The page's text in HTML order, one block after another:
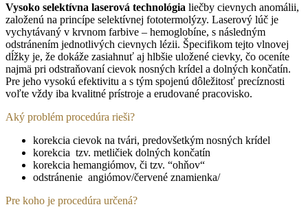
Vysoko selektívna laserová technológia liečby cievnych anomálii,
založenú na princípe selektívnej fototermolýzy. Laserový lúč je
vychytávaný v krvnom farbive – hemoglobíne, s následným
odstránením jednotlivých cievnych lézii. Špecifikom tejto vlnovej
dĺžky je, že dokáže zasiahnuť aj hlbšie uložené cievky, čo oceníte
najmä pri odstraňovaní cievok nosných krídel a dolných končatín.
Pre jeho vysokú efektivitu a s tým spojenú dôležitosť precíznosti
voľte vždy iba kvalitné prístroje a erudované pracovisko.
Aký problém procedúra rieši?
korekcia cievok na tvári, predovšetkým nosných krídel
korekcia tzv. metličiek dolných končatín
korekcia hemangiómov, či tzv. “ohňov“
odstránenie angiómov/červené znamienka/
Pre koho je procedúra určená?